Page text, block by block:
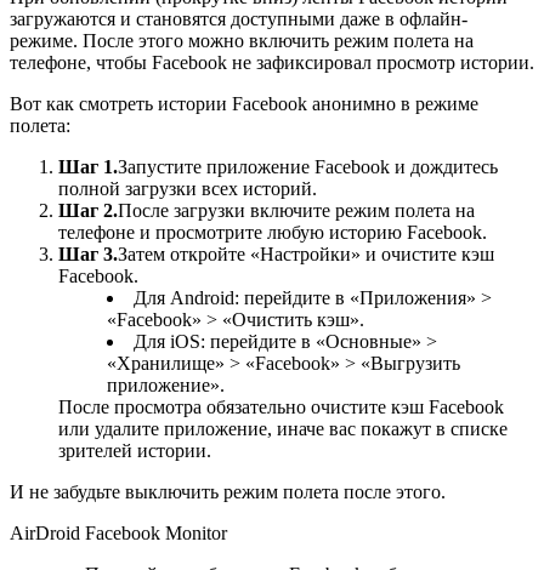
загружаются и становятся доступными даже в офлайн-
режиме. После этого можно включить режим полета на
телефоне, чтобы Facebook не зафиксировал просмотр истории.
Вот как смотреть истории Facebook анонимно в режиме
полета:
Шаг 1.Запустите приложение Facebook и дождитесь
полной загрузки всех историй.
Шаг 2.После загрузки включите режим полета на
телефоне и просмотрите любую историю Facebook.
Шаг 3.Затем откройте «Настройки» и очистите кэш
Facebook.
Для Android: перейдите в «Приложения» >
«Facebook» > «Очистить кэш».
Для iOS: перейдите в «Основные» >
«Хранилище» > «Facebook» > «Выгрузить
приложение».
После просмотра обязательно очистите кэш Facebook
или удалите приложение, иначе вас покажут в списке
зрителей истории.
И не забудьте выключить режим полета после этого.
AirDroid Facebook Monitor